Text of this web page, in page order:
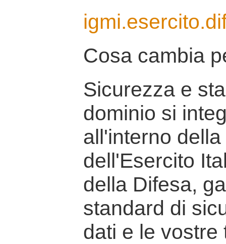
Cosa cambia
Sicurezza e
dominio si
all'interno
dell'Esercito
della Difesa,
standard di
dati e le vostre